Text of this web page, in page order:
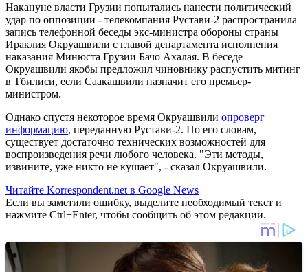
Накануне власти Грузии попытались нанести политический
удар по оппозиции - телекомпания Рустави-2 распространила
запись телефонной беседы экс-министра обороны страны
Ираклия Окруашвили с главой департамента исполнения
наказания Минюста Грузии Бачо Ахалая. В беседе
Окруашвили якобы предложил чиновнику распустить митинг
в Тбилиси, если Саакашвили назначит его премьер-
министром.
Однако спустя некоторое время Окруашвили опроверг
информацию, переданную Рустави-2. По его словам,
существует достаточно технических возможностей для
воспроизведения речи любого человека. "Эти методы,
извините, уже никто не кушает", - сказал Окруашвили.
Читайте Korrespondent.net в Google News
Если вы заметили ошибку, выделите необходимый текст и
нажмите Ctrl+Enter, чтобы сообщить об этом редакции.